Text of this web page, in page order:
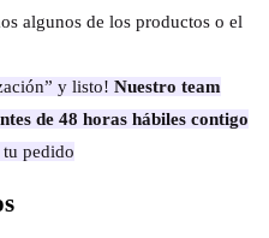
algunos de los productos o el
y listo! Nuestro team
de 48 horas hábiles contigo
pedido